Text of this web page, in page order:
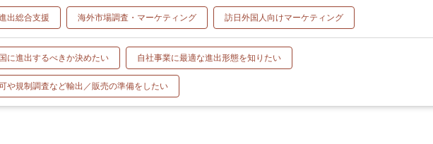
出総合支援 海外市場調査・マーケティング 訪日外国人向けマーケティング
に進出するべきか決めたい 自社事業に最適な進出形態を知りたい
や規制調査など輸出／販売の準備をしたい